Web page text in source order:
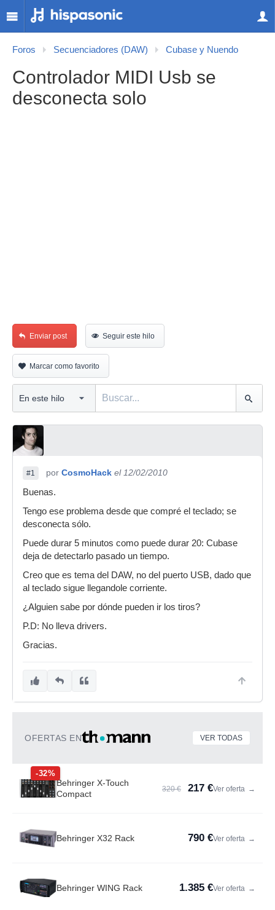
Foros Secuenciadores (DAW) Cubase y Nuendo
Controlador MIDI Usb se
desconecta solo
Enviar post Seguir este hilo
Marcar como favorito
#1 por CosmoHack el 12/02/2010
Buenas.
Tengo ese problema desde que compré el teclado; se
desconecta sólo.
Puede durar 5 minutos como puede durar 20: Cubase
deja de detectarlo pasado un tiempo.
Creo que es tema del DAW, no del puerto USB, dado que
al teclado sigue llegandole corriente.
¿Alguien sabe por dónde pueden ir los tiros?
P.D: No lleva drivers.
Gracias.
OFERTAS EN VER TODAS
-32%
Behringer X-Touch
Compact
320 € 217 €Ver oferta →
Behringer X32 Rack 790 €Ver oferta →
Behringer WING Rack 1.385 €Ver oferta →